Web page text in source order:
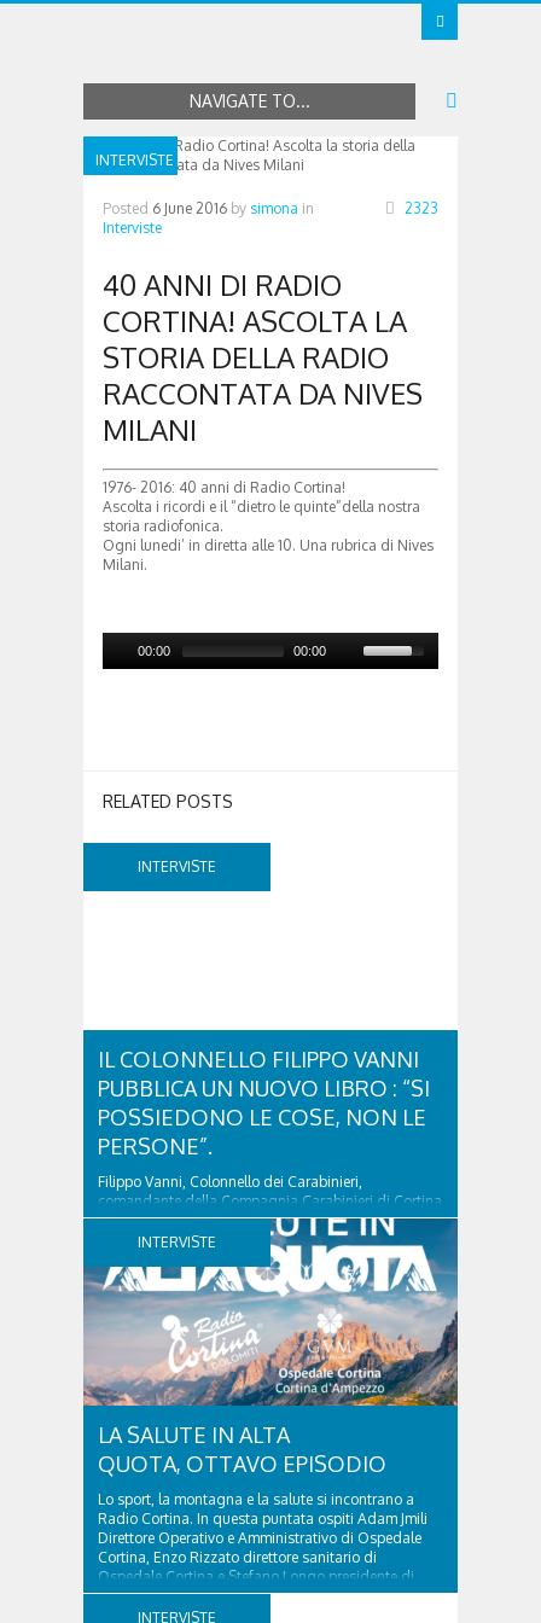
NAVIGATE TO...
INTERVISTE
Posted 6 June 2016 by simona in
Interviste
2323
40 ANNI DI RADIO
CORTINA! ASCOLTA LA
STORIA DELLA RADIO
RACCONTATA DA NIVES
MILANI
1976- 2016: 40 anni di Radio Cortina!
Ascolta i ricordi e il “dietro le quinte”della nostra
storia radiofonica.
Ogni lunedi’ in diretta alle 10. Una rubrica di Nives
Milani.
00:00 00:00
RELATED POSTS
INTERVISTE
IL COLONNELLO FILIPPO VANNI
PUBBLICA UN NUOVO LIBRO : “SI
POSSIEDONO LE COSE, NON LE
PERSONE”.
Filippo Vanni, Colonnello dei Carabinieri,
comandante della Compagnia Carabinieri di Cortina
d’Ampezzo sino al 2010, esperto di legislazione
nazionale ed europea, è l’ideatore del progetto di
tutela “Una stanza tutta per sé”, modello diffuso in
Italia e Francia. Giurista e autore, svolge...
INTERVISTE
LA SALUTE IN ALTA
QUOTA, OTTAVO EPISODIO
Lo sport, la montagna e la salute si incontrano a
Radio Cortina. In questa puntata ospiti Adam Jmili
Direttore Operativo e Amministrativo di Ospedale
Cortina, Enzo Rizzato direttore sanitario di
Ospedale Cortina e Stefano Longo presidente di
Fondazione Cortina. GVM Care & Research –...
INTERVISTE